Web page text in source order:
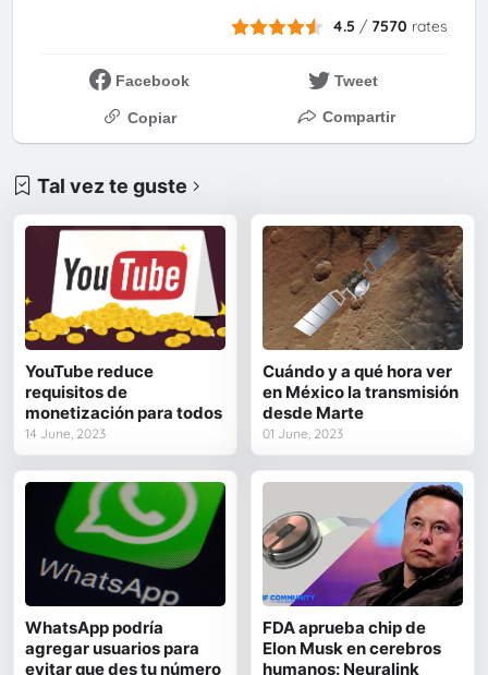
4.5 / 7570 rates
Facebook Tweet
Copiar Compartir
Tal vez te guste
YouTube reduce
requisitos de
monetización para todos
14 June, 2023
Cuándo y a qué hora ver
en México la transmisión
desde Marte
01 June, 2023
WhatsApp podría
agregar usuarios para
evitar que des tu número
FDA aprueba chip de
Elon Musk en cerebros
humanos: Neuralink